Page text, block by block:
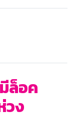
ล็อค
วง